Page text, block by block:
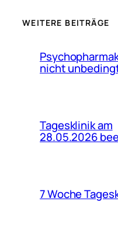
WEITERE BEITRÄGE
nicht
Tagesklinik am
28.05.2026
7 Woche